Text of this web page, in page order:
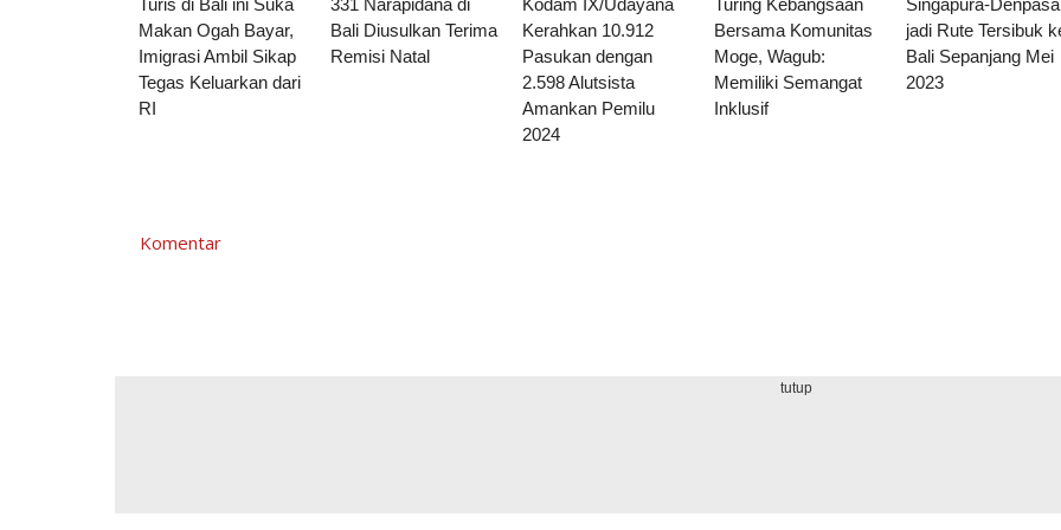
Turis di Bali ini Suka
Makan Ogah Bayar,
Imigrasi Ambil Sikap
Tegas Keluarkan dari
RI
331 Narapidana di
Bali Diusulkan Terima
Remisi Natal
Kodam IX/Udayana
Kerahkan 10.912
Pasukan dengan
2.598 Alutsista
Amankan Pemilu
2024
Turing Kebangsaan
Bersama Komunitas
Moge, Wagub:
Memiliki Semangat
Inklusif
Singapura-
jadi Rute Tersibuk
Bali Sepanjang Mei
2023
Komentar
tutup